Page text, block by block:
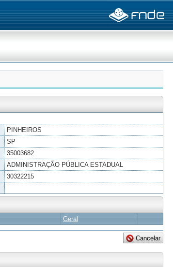
PINHEIROS
SP
35003682
ADMINISTRAÇÃO PÚBLICA ESTADUAL
30322215
Geral